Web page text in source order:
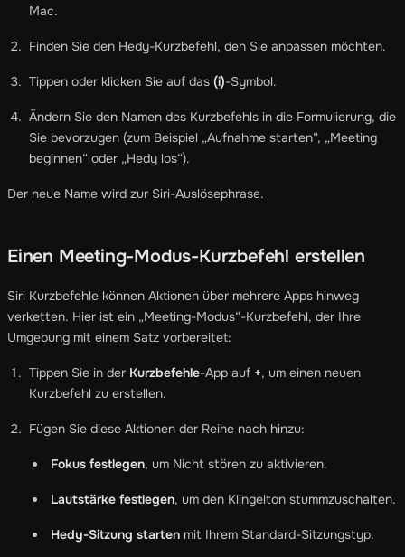
Mac.
Finden Sie den Hedy-Kurzbefehl, den Sie anpassen möchten.
Tippen oder klicken Sie auf das (i)-Symbol.
Ändern Sie den Namen des Kurzbefehls in die Formulierung, die
Sie bevorzugen (zum Beispiel „Aufnahme starten“, „Meeting
beginnen“ oder „Hedy los“).
Der neue Name wird zur Siri-Auslösephrase.
Einen Meeting-Modus-Kurzbefehl erstellen
Siri Kurzbefehle können Aktionen über mehrere Apps hinweg
verketten. Hier ist ein „Meeting-Modus“-Kurzbefehl, der Ihre
Umgebung mit einem Satz vorbereitet:
Tippen Sie in der Kurzbefehle-App auf +, um einen neuen
Kurzbefehl zu erstellen.
Fügen Sie diese Aktionen der Reihe nach hinzu:
Fokus festlegen, um Nicht stören zu aktivieren.
Lautstärke festlegen, um den Klingelton stummzuschalten.
Hedy-Sitzung starten mit Ihrem Standard-Sitzungstyp.